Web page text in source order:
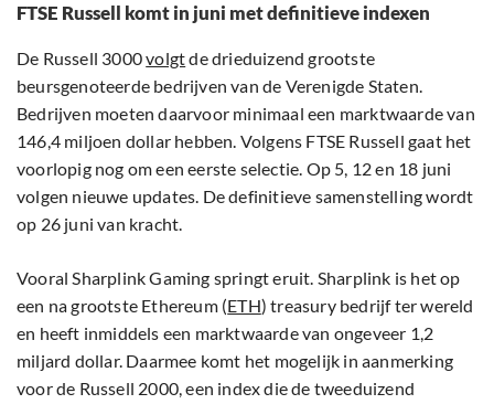
FTSE Russell komt in juni met definitieve indexen
De Russell 3000volgtde drieduizend grootste
beursgenoteerde bedrijven van de Verenigde Staten.
Bedrijven moeten daarvoor minimaal een marktwaarde van
146,4 miljoen dollar hebben. Volgens FTSE Russell gaat het
voorlopig nog om een eerste selectie. Op 5, 12 en 18 juni
volgen nieuwe updates. De definitieve samenstelling wordt
op 26 juni van kracht.
Vooral Sharplink Gaming springt eruit. Sharplink is het op
een na grootste Ethereum (ETH) treasury bedrijf ter wereld
en heeft inmiddels een marktwaarde van ongeveer 1,2
miljard dollar. Daarmee komt het mogelijk in aanmerking
voor de Russell 2000, een index die de tweeduizend